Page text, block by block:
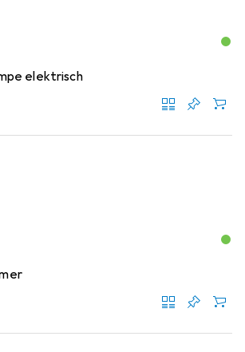
elektrisch